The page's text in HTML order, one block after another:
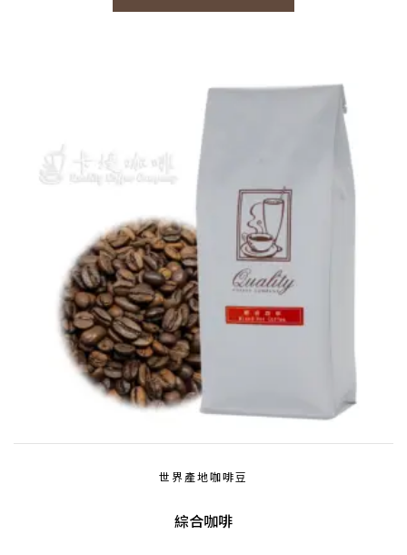
世界產地咖啡豆
綜合咖啡